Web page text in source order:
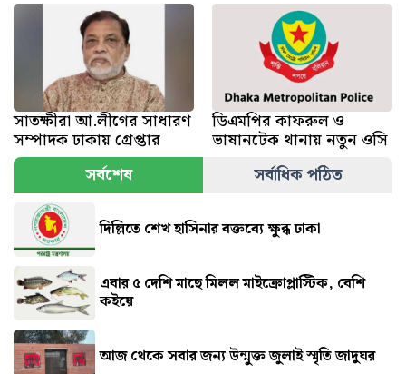
সাতক্ষীরা আ.লীগের সাধারণ
সম্পাদক ঢাকায় গ্রেপ্তার
ডিএমপির কাফরুল ও
ভাষানটেক থানায় নতুন ওসি
সর্বশেষ
সর্বাধিক পঠিত
দিল্লিতে শেখ হাসিনার বক্তব্যে ক্ষুব্ধ ঢাকা
এবার ৫ দেশি মাছে মিলল মাইক্রোপ্লাস্টিক, বেশি
কইয়ে
আজ থেকে সবার জন্য উন্মুক্ত জুলাই স্মৃতি জাদুঘর